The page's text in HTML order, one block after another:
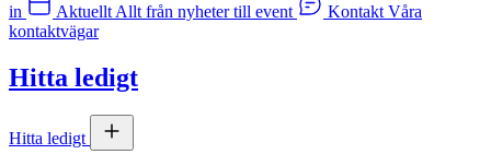
in
Aktuellt Allt från nyheter till event Kontakt Våra
kontaktvägar
Hitta ledigt
Hitta ledigt